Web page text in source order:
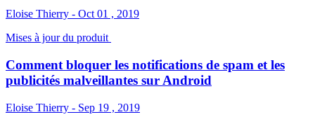
Eloise Thierry - Oct 01 , 2019
Mises à jour du produit
Comment bloquer les notifications de spam et les
publicités malveillantes sur Android
Eloise Thierry - Sep 19 , 2019